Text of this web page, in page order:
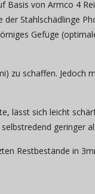
Basis von Armco 4
Stahlschädlinge
Gefüge
zu schaffen. Jedoch
lässt sich leicht
geringer
Restbestände in